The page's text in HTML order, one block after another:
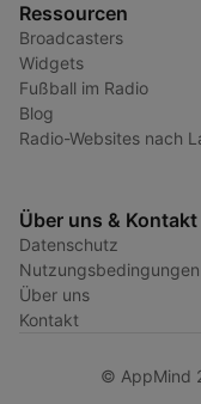
Ressourcen
Broadcasters
Widgets
Fußball im Radio
Blog
Radio-Websites nach
Über uns & Kontakt
Datenschutz
Nutzungsbedingungen
Über uns
Kontakt
© AppMind